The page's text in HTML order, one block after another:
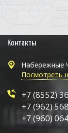
Контакты
Набережные
Посмотреть
+7 (8552)
+7 (962)
+7 (960)